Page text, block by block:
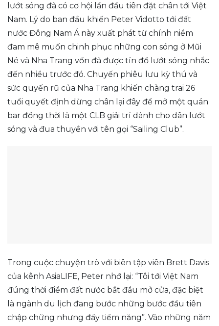
lướt sóng đã có cơ hội lần đầu tiên đặt chân tới Việt
Nam. Lý do ban đầu khiến Peter Vidotto tới đất
nước Đông Nam Á này xuất phát từ chính niềm
đam mê muốn chinh phục những con sóng ở Mũi
Né và Nha Trang vốn đã được tín đồ lướt sóng nhắc
đến nhiều trước đó. Chuyến phiêu lưu kỳ thú và
sức quyến rũ của Nha Trang khiến chàng trai 26
tuổi quyết định dừng chân lại đây để mở một quán
bar đồng thời là một CLB giải trí dành cho dân lướt
sóng và đua thuyền với tên gọi “Sailing Club”.
Trong cuộc chuyện trò với biên tập viên Brett Davis
của kênh AsiaLIFE, Peter nhớ lại: “Tôi tới Việt Nam
đúng thời điểm đất nước bắt đầu mở cửa, đặc biệt
là ngành du lịch đang bước những bước đầu tiên
chập chững nhưng đầy tiềm năng”. Vào những năm